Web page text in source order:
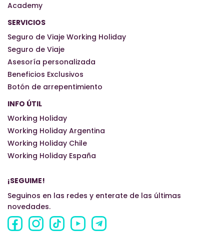
Academy
SERVICIOS
Seguro de Viaje Working Holiday
Seguro de Viaje
Asesoría personalizada
Beneficios Exclusivos
Botón de arrepentimiento
INFO ÚTIL
Working Holiday
Working Holiday Argentina
Working Holiday Chile
Working Holiday España
¡SEGUIME!
Seguinos en las redes y enterate de las últimas
novedades.